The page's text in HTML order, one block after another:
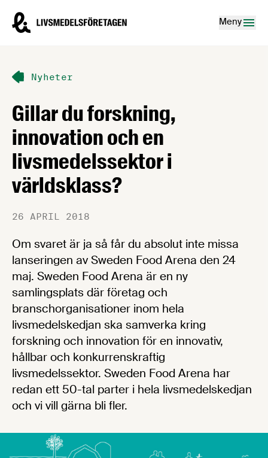
Livsmedelsföretagen – till startsidan
Meny
Nyheter
Gillar du forskning,
innovation och en
livsmedelssektor i
världsklass?
26 APRIL 2018
Om svaret är ja så får du absolut inte missa
lanseringen av Sweden Food Arena den 24
maj. Sweden Food Arena är en ny
samlingsplats där företag och
branschorganisationer inom hela
livsmedelskedjan ska samverka kring
forskning och innovation för en innovativ,
hållbar och konkurrenskraftig
livsmedelssektor. Sweden Food Arena har
redan ett 50-tal parter i hela livsmedelskedjan
och vi vill gärna bli fler.